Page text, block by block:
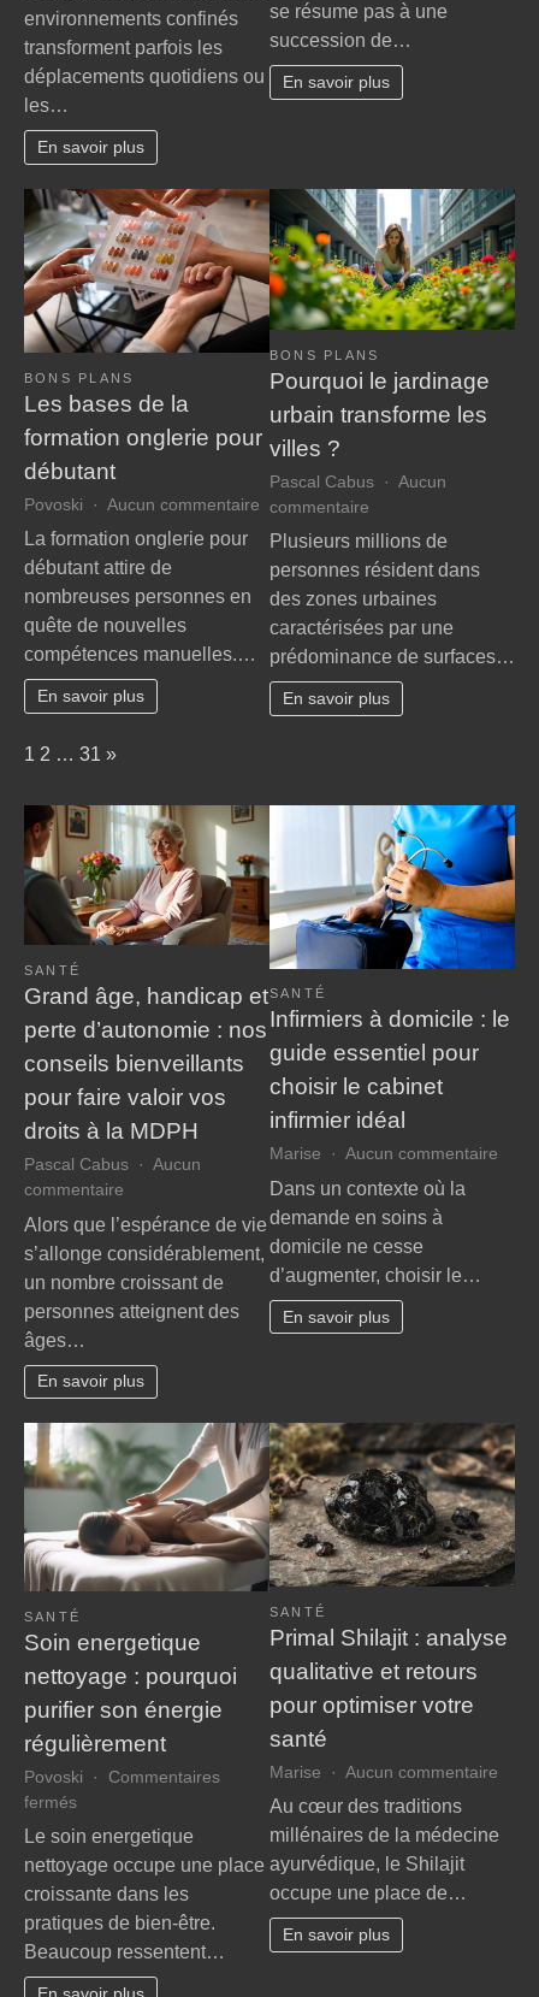
la
solution
discrète
réguler
votre
corporelle
en
public
environnements confinés
transforment parfois les
déplacements quotidiens ou
les…
En savoir plus
se résume pas à une
succession de…
En savoir plus
BONS PLANS
Les bases de la
formation onglerie pour
débutant
Povoski Aucun commentaire sur
bases
de
la
formation
onglerie
pour
débutant
La formation onglerie pour
débutant attire de
nombreuses personnes en
quête de nouvelles
compétences manuelles.…
En savoir plus
BONS PLANS
Pourquoi le jardinage
urbain transforme les
villes ?
Pascal Cabus
Aucun
commentaire
Pourquoi
jardinage
urbain
transforme
les
villes
?
Plusieurs millions de
personnes résident dans
des zones urbaines
caractérisées par une
prédominance de surfaces…
En savoir plus
Page:
1 2 … 31 Next
»
SANTÉ
Grand âge, handicap et
perte d’autonomie : nos
conseils bienveillants
pour faire valoir vos
droits à la MDPH
Pascal Cabus
Aucun
commentaire
Grand
âge,
handicap
et
perte
:
nos
bienveillants
pour
faire
valoir
vos
droits
à
MDPH
Alors que l’espérance de vie
s’allonge considérablement,
un nombre croissant de
personnes atteignent des
âges…
En savoir plus
SANTÉ
Infirmiers à domicile : le
guide essentiel pour
choisir le cabinet
infirmier idéal
Marise Aucun commentaire
idéal
Dans un contexte où la
demande en soins à
domicile ne cesse
d’augmenter, choisir le…
En savoir plus
SANTÉ
Soin energetique
nettoyage : pourquoi
purifier son énergie
régulièrement
Povoski
Commentaires
ferméssur
energetique
nettoyage
:
pourquoi
purifier
son
Le soin energetique
nettoyage occupe une place
croissante dans les
pratiques de bien-être.
Beaucoup ressentent…
SANTÉ
Primal Shilajit : analyse
qualitative et retours
pour optimiser votre
santé
Marise Aucun commentaire
:
Au cœur des traditions
millénaires de la médecine
ayurvédique, le Shilajit
occupe une place de…
En savoir plus